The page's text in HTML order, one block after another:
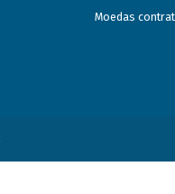
Moedas